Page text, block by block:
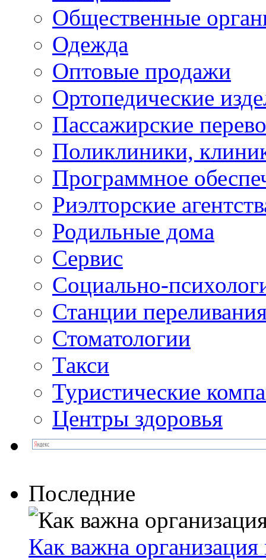
Общественные
Одежда
Оптовые продажи
Ортопедические
Пассажирские
Поликлиники,
Программное
Риэлторские
Родильные дома
Сервис
Социально-
Станции
Стоматологии
Такси
Туристические
Центры здоровья
Последние
Как важна